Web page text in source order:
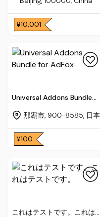
¥10,001
Universal Addons Bundle
那覇市, 900-8585, 日本
¥100
これはテストです。これはテ